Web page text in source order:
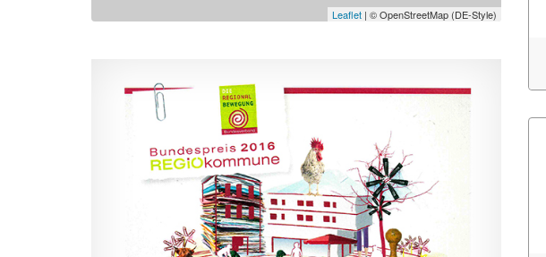
Leaflet| © OpenStreetMap (DE-Style)